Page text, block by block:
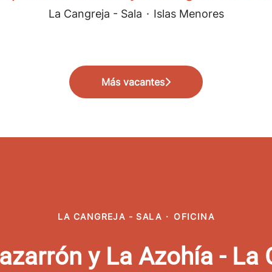
La Cangreja - Sala · Islas Menores
Más vacantes
LA CANGREJA - SALA · OFICINA
y La Azohía - La